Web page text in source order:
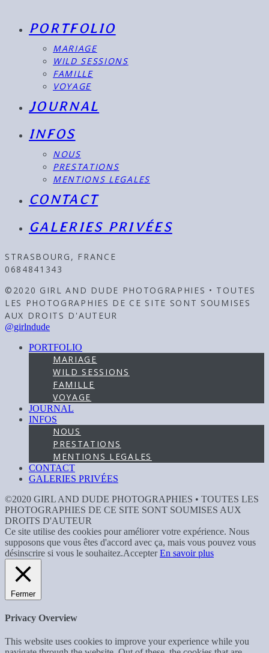
PORTFOLIO
MARIAGE
WILD SESSIONS
FAMILLE
VOYAGE
JOURNAL
INFOS
NOUS
PRESTATIONS
MENTIONS LEGALES
CONTACT
GALERIES PRIVÉES
STRASBOURG, FRANCE
0684841343
©2020 GIRL AND DUDE PHOTOGRAPHIES • TOUTES
LES PHOTOGRAPHIES DE CE SITE SONT SOUMISES
AUX DROITS D'AUTEUR
@girlndude
PORTFOLIO
MARIAGE
WILD SESSIONS
FAMILLE
VOYAGE
JOURNAL
INFOS
NOUS
PRESTATIONS
MENTIONS LEGALES
CONTACT
GALERIES PRIVÉES
©2020 GIRL AND DUDE PHOTOGRAPHIES • TOUTES LES
PHOTOGRAPHIES DE CE SITE SONT SOUMISES AUX
DROITS D'AUTEUR
Ce site utilise des cookies pour améliorer votre expérience. Nous
supposons que vous êtes d'accord avec ça, mais vous pouvez vous
désinscrire si vous le souhaitez.Accepter En savoir plus
Fermer
Privacy Overview
This website uses cookies to improve your experience while you